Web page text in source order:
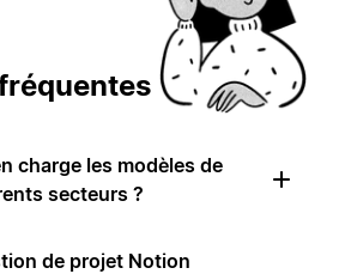
charge les modèles de
secteurs ?
de projet Notion